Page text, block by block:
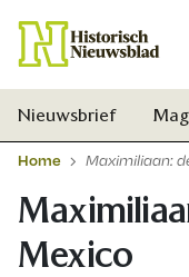
Nieuwsbrief
Home Maximiliaan:
Mexico